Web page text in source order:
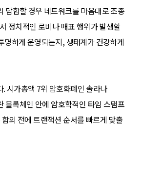
담합할 경우 네트워크를 마음대로 조종
정치적인 로비나 매표 행위가 발생할
하게 운영되는지, 생태계가 건강하게
시가총액 7위 암호화폐인 솔라나
록체인 안에 암호학적인 타임 스탬프
의 전에 트랜잭션 순서를 빠르게 맞출